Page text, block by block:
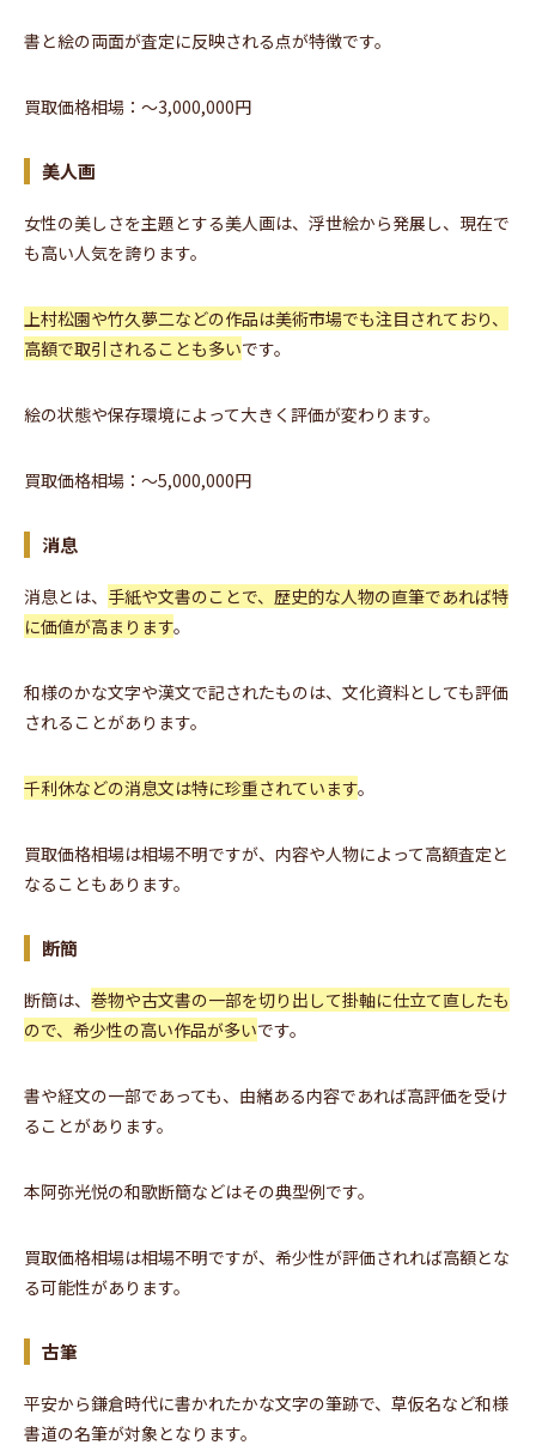
書と絵の両面が査定に反映される点が特徴です。
買取価格相場：〜3,000,000円
美人画
女性の美しさを主題とする美人画は、浮世絵から発展し、現在で
も高い人気を誇ります。
上村松園や竹久夢二などの作品は美術市場でも注目されており、
高額で取引されることも多いです。
絵の状態や保存環境によって大きく評価が変わります。
買取価格相場：〜5,000,000円
消息
消息とは、 手紙や文書のことで、歴史的な人物の直筆であれば特
に価値が高まります。
和様のかな文字や漢文で記されたものは、文化資料としても評価
されることがあります。
千利休などの消息文は特に珍重されています。
買取価格相場は相場不明ですが、内容や人物によって高額査定と
なることもあります。
断簡
断簡は、 巻物や古文書の一部を切り出して掛軸に仕立て直したも
ので、希少性の高い作品が多いです。
書や経文の一部であっても、由緒ある内容であれば高評価を受け
ることがあります。
本阿弥光悦の和歌断簡などはその典型例です。
買取価格相場は相場不明ですが、希少性が評価されれば高額とな
る可能性があります。
古筆
平安から鎌倉時代に書かれたかな文字の筆跡で、草仮名など和様
書道の名筆が対象となります。